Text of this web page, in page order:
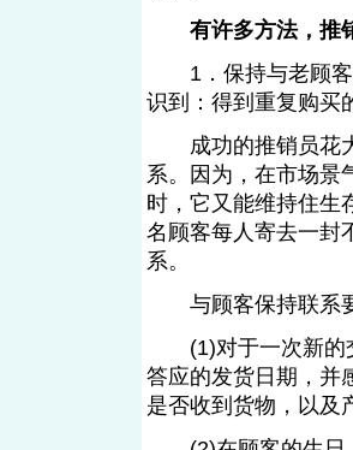
有许多方法，
1．保持与老顾客
识到：得到重复购
成功的推销员花大
系。因为，在市场景
时，它又能维持住生
名顾客每人寄去一封
系。
与顾客保持联系
(1)对于一次新的交
答应的发货日期，并
是否收到货物，以